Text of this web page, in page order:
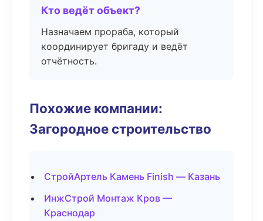
Кто ведёт объект?
Назначаем прораба, который
координирует бригаду и ведёт
отчётность.
Похожие компании:
Загородное строительство
СтройАртель Камень Finish — Казань
ИнжСтрой Монтаж Кров —
Краснодар